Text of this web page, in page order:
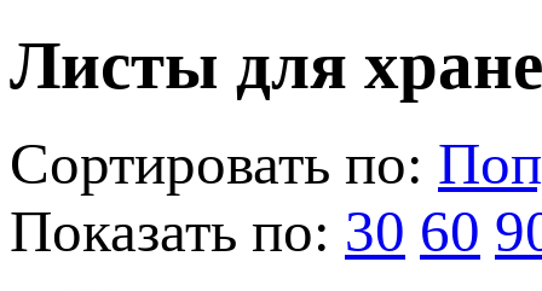
Листы для
Сортировать по:
Показать по: 30 60